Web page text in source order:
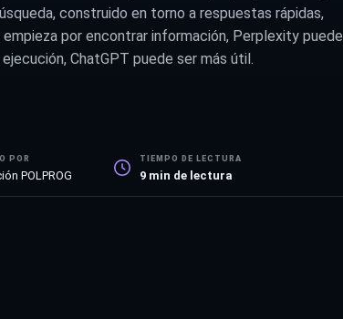
construido en torno a respuestas rápidas,
por encontrar información, Perplexity puede
ChatGPT puede ser más útil.
POR
POLPROG
TIEMPO DE LECTURA
9 min de lectura